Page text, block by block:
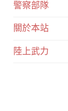
警察部隊
關於本站
陸上武力